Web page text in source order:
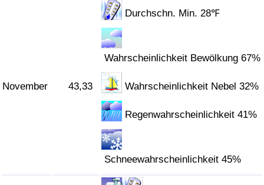
November 43,33
Durchschn. Min. 28℉
Wahrscheinlichkeit Bewölkung 67%
Wahrscheinlichkeit Nebel 32%
Regenwahrscheinlichkeit 41%
Schneewahrscheinlichkeit 45%